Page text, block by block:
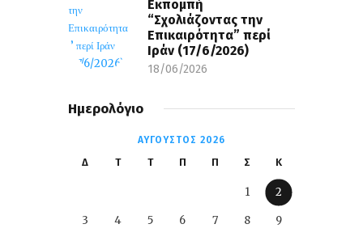
Εκπομπή
“Σχολιάζοντας την
Επικαιρότητα” περί
Ιράν (17/6/2026)
18/06/2026
Ημερολόγιο
ΑΎΓΟΥΣΤΟΣ 2026
Δ Τ Τ Π Π Σ Κ
1 2
3 4 5 6 7 8 9